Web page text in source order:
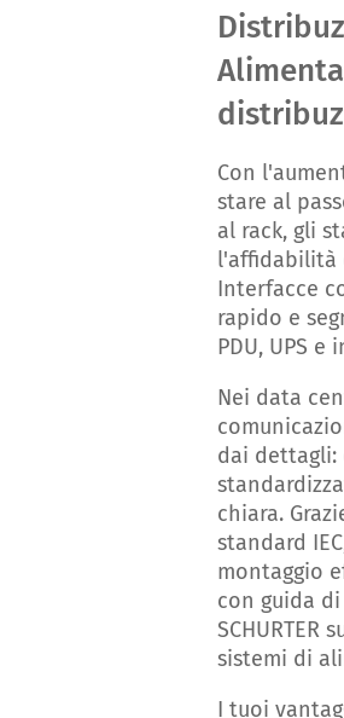
Con
stare al
al rack, gli
l'affidabilità
Interfacce
rapido e
PDU, UPS
Nei data
dai dettagli:
chiara.
standard
montaggio
con guida
SCHURTER
sistemi di
I tuoi